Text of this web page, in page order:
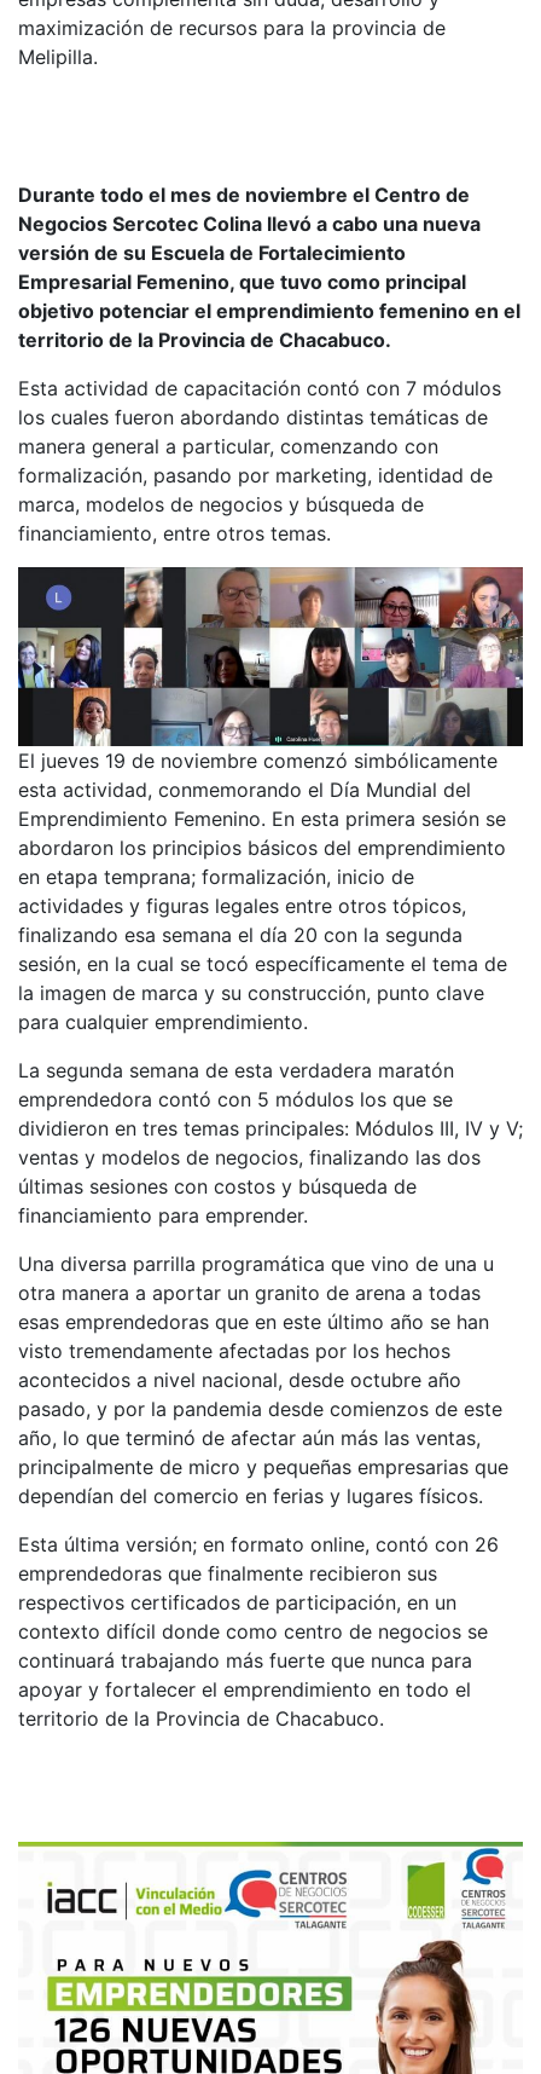
maximización de recursos para la provincia de
Melipilla.
Durante todo el mes de noviembre el Centro de
Negocios Sercotec Colina llevó a cabo una nueva
versión de su Escuela de Fortalecimiento
Empresarial Femenino, que tuvo como principal
objetivo potenciar el emprendimiento femenino en el
territorio de la Provincia de Chacabuco.
Esta actividad de capacitación contó con 7 módulos
los cuales fueron abordando distintas temáticas de
manera general a particular, comenzando con
formalización, pasando por marketing, identidad de
marca, modelos de negocios y búsqueda de
financiamiento, entre otros temas.
El jueves 19 de noviembre comenzó simbólicamente
esta actividad, conmemorando el Día Mundial del
Emprendimiento Femenino. En esta primera sesión se
abordaron los principios básicos del emprendimiento
en etapa temprana; formalización, inicio de
actividades y figuras legales entre otros tópicos,
finalizando esa semana el día 20 con la segunda
sesión, en la cual se tocó específicamente el tema de
la imagen de marca y su construcción, punto clave
para cualquier emprendimiento.
La segunda semana de esta verdadera maratón
emprendedora contó con 5 módulos los que se
dividieron en tres temas principales: Módulos III, IV y V;
ventas y modelos de negocios, finalizando las dos
últimas sesiones con costos y búsqueda de
financiamiento para emprender.
Una diversa parrilla programática que vino de una u
otra manera a aportar un granito de arena a todas
esas emprendedoras que en este último año se han
visto tremendamente afectadas por los hechos
acontecidos a nivel nacional, desde octubre año
pasado, y por la pandemia desde comienzos de este
año, lo que terminó de afectar aún más las ventas,
principalmente de micro y pequeñas empresarias que
dependían del comercio en ferias y lugares físicos.
Esta última versión; en formato online, contó con 26
emprendedoras que finalmente recibieron sus
respectivos certificados de participación, en un
contexto difícil donde como centro de negocios se
continuará trabajando más fuerte que nunca para
apoyar y fortalecer el emprendimiento en todo el
territorio de la Provincia de Chacabuco.